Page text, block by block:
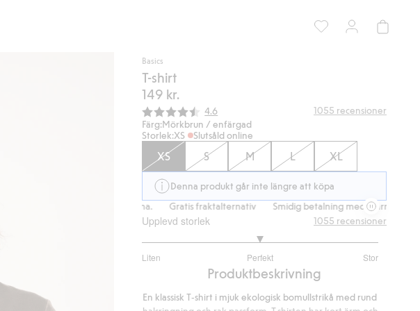
Basics
T-shirt
149 kr.
Snittbetyg:
4.6 1055 recensioner
Färg:Mörkbrun / enfärgad
Storlek:XS Slutsåld online
XS S M L XL
Denna produkt går inte längre att köpa
Gratis fraktalternativ Smidig betalning med Klarna.
Upplevd storlek
Liten Perfekt Stor
utav
810
1055 recensioner
Produktbeskrivning
En klassisk T‑shirt i mjuk ekologisk bomullstrikå med rund